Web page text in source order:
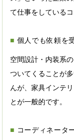
て仕事をしている
個人でも依頼を
空間設計・内装系
ついてくることが
んが、家具インテ
とが一般的です。
コーディネータ